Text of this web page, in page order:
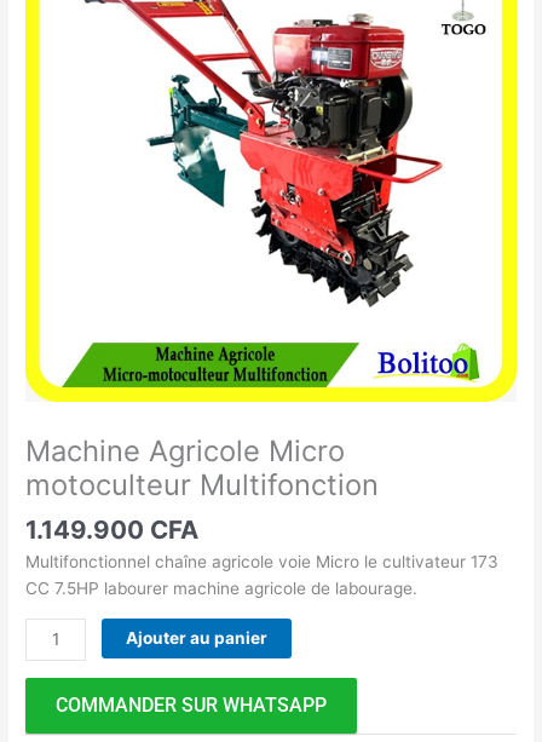
Machine Agricole Micro
motoculteur Multifonction
1.149.900 CFA
Multifonctionnel chaîne agricole voie Micro le cultivateur 173
CC 7.5HP labourer machine agricole de labourage.
Ajouter au panier
COMMANDER SUR WHATSAPP